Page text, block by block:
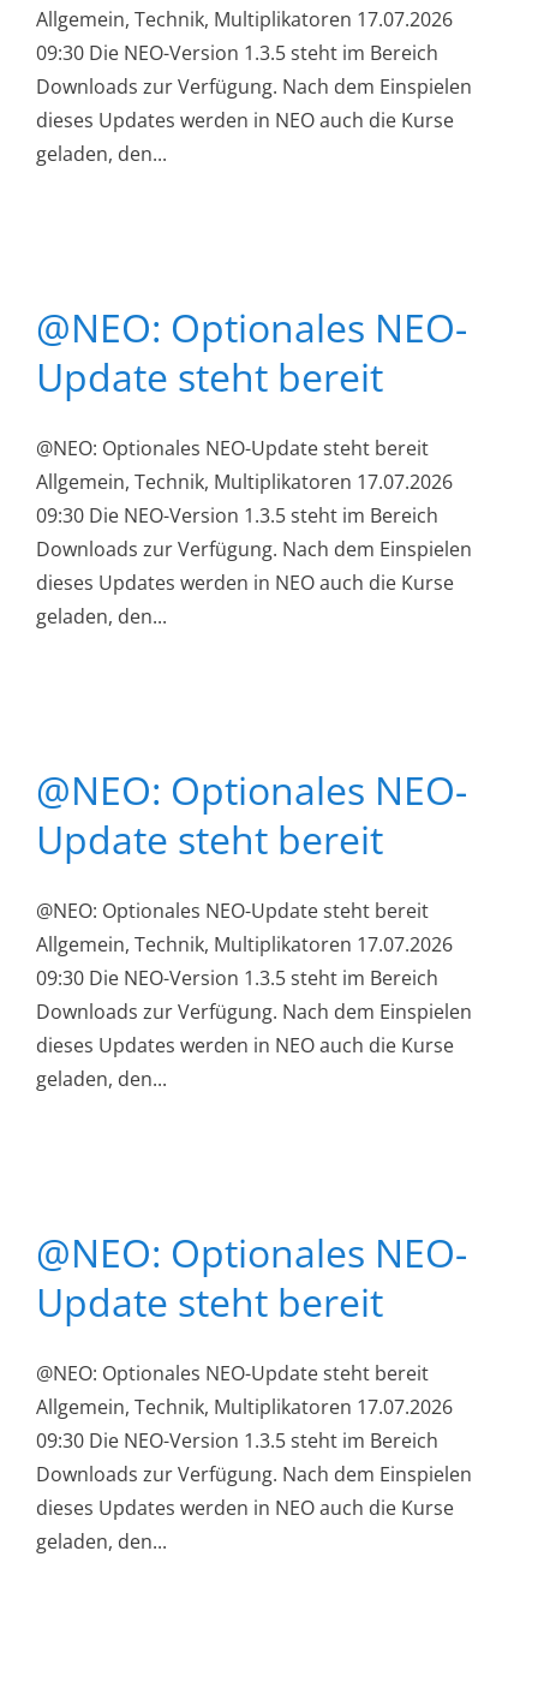
Allgemein, Technik, Multiplikatoren 17.07.2026
09:30 Die NEO-Version 1.3.5 steht im Bereich
Downloads zur Verfügung. Nach dem Einspielen
dieses Updates werden in NEO auch die Kurse
geladen, den...
@NEO: Optionales NEO-
Update steht bereit
@NEO: Optionales NEO-Update steht bereit
Allgemein, Technik, Multiplikatoren 17.07.2026
09:30 Die NEO-Version 1.3.5 steht im Bereich
Downloads zur Verfügung. Nach dem Einspielen
dieses Updates werden in NEO auch die Kurse
geladen, den...
@NEO: Optionales NEO-
Update steht bereit
@NEO: Optionales NEO-Update steht bereit
Allgemein, Technik, Multiplikatoren 17.07.2026
09:30 Die NEO-Version 1.3.5 steht im Bereich
Downloads zur Verfügung. Nach dem Einspielen
dieses Updates werden in NEO auch die Kurse
geladen, den...
@NEO: Optionales NEO-
Update steht bereit
@NEO: Optionales NEO-Update steht bereit
Allgemein, Technik, Multiplikatoren 17.07.2026
09:30 Die NEO-Version 1.3.5 steht im Bereich
Downloads zur Verfügung. Nach dem Einspielen
dieses Updates werden in NEO auch die Kurse
geladen, den...